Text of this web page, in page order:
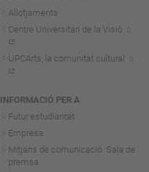
Allotjaments
Centre Universitari de la Visió
UPCArts, la comunitat cultural
INFORMACIÓ PER A
Futur estudiantat
Empresa
Mitjans de comunicació. Sala de
premsa